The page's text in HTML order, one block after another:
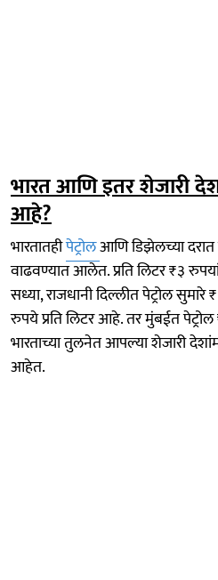
भारत आणि इतर शेजारी
आहे?
भारतातहीपेट्रोलआणि डिझेलच्या
वाढवण्यात आलेत. प्रति लिटर ₹३
सध्या, राजधानी दिल्लीत पेट्रोल
रुपये प्रति लिटर आहे. तर मुंबईत
भारताच्या तुलनेत आपल्या शेजारी
आहेत.